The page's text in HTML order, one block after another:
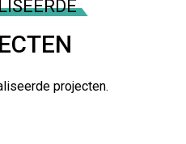
projecten.